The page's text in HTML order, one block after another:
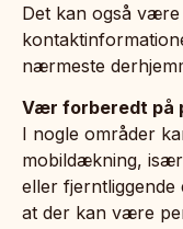
Det kan også være
nærmeste
Vær forberedt på
I nogle områder
mobildækning,
eller
at der kan være